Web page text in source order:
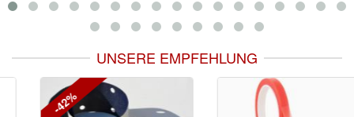
UNSERE EMPFEHLUNG
-42%